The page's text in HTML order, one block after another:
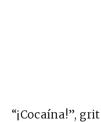
“¡Cocaína!”,